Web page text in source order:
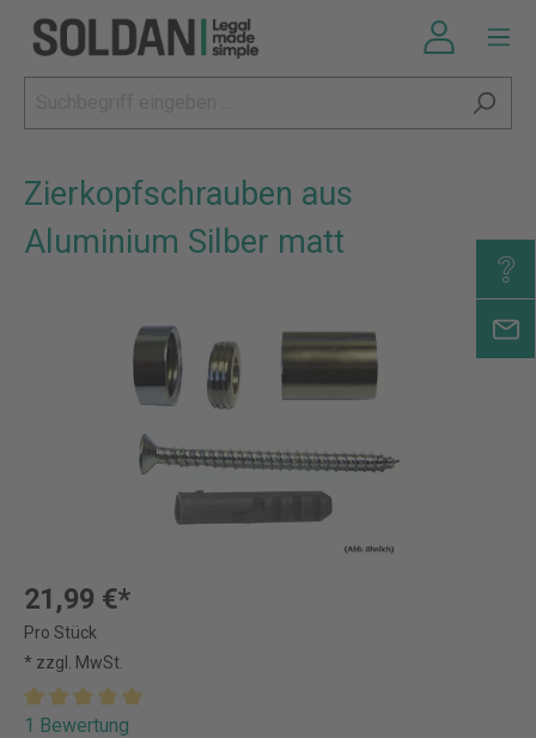
Zierkopfschrauben aus
Aluminium Silber matt
21,99 €*
Pro Stück
* zzgl. MwSt.
1 Bewertung